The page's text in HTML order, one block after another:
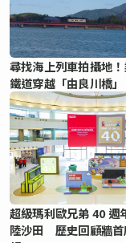
尋找海上列車拍攝地
鐵道穿越「由良川橋」
超級瑪利歐兄弟 40 週
陸沙田 歷史回顧牆首